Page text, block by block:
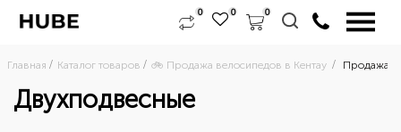
0 0 0
Главная Каталог товаров 🚲 Продажа велосипедов в Кентау Продажа
Двухподвесные